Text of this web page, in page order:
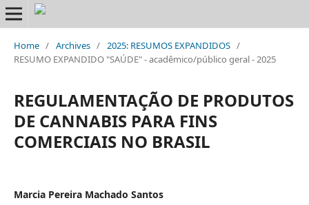
Home / Archives / 2025: RESUMOS EXPANDIDOS /
RESUMO EXPANDIDO "SAÚDE" - acadêmico/público geral - 2025
REGULAMENTAÇÃO DE PRODUTOS
DE CANNABIS PARA FINS
COMERCIAIS NO BRASIL
Marcia Pereira Machado Santos